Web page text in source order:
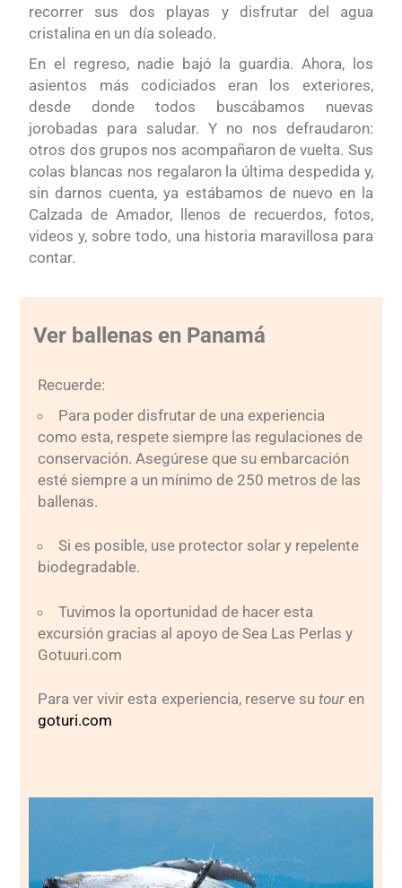
recorrer sus dos playas y disfrutar del agua
cristalina en un día soleado.
En el regreso, nadie bajó la guardia. Ahora, los
asientos más codiciados eran los exteriores,
desde donde todos buscábamos nuevas
jorobadas para saludar. Y no nos defraudaron:
otros dos grupos nos acompañaron de vuelta. Sus
colas blancas nos regalaron la última despedida y,
sin darnos cuenta, ya estábamos de nuevo en la
Calzada de Amador, llenos de recuerdos, fotos,
videos y, sobre todo, una historia maravillosa para
contar.
Ver ballenas en Panamá
Recuerde:
Para poder disfrutar de una experiencia
como esta, respete siempre las regulaciones de
conservación. Asegúrese que su embarcación
esté siempre a un mínimo de 250 metros de las
ballenas.
Si es posible, use protector solar y repelente
biodegradable.
Tuvimos la oportunidad de hacer esta
excursión gracias al apoyo de Sea Las Perlas y
Gotuuri.com
Para ver vivir esta experiencia, reserve su touren
goturi.com